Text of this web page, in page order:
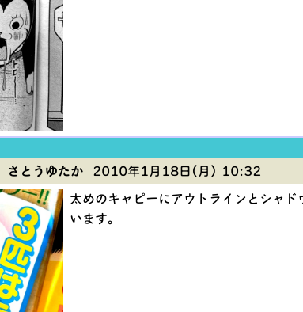
さとうゆたか2010年1月18日(月) 10:32
太めのキャピーにアウトラインとシャド
います。